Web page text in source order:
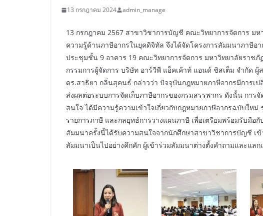
13 กรกฎาคม 2024 admin_manage
13 กรกฎาคม 2567 สาขาวิชาการบัญชี คณะวิทยาการจัดการ ม
ความรู้ด้านภาษีอากรในยุคดิจิทัล จึงได้จัดโครงการสัมมนาภาษี
ประชุมชั้น 9 อาคาร 19 คณะวิทยาการจัดการ มหาวิทยาลัยราชภั
กรรมการผู้จัดการ บริษัท อาร์วีพี แอ็คเค้าท์ แอนด์ ชิสเต็ม จำกัด
ดร.สาธิยา กลิ่นสุคนธ์ กล่าวว่า ปัจจุบันกฎหมายภาษีอากรมีการ
ส่งผลต่อระบบการจัดเก็บภาษีอากรของกรมสรรพากร ดังนั้น กา
สนใจ ได้มีความรู้ความเข้าใจเกี่ยวกับกฎหมายภาษีอากรฉบับให
รายการภาษี และกลยุทธ์การวางแผนภาษี เพื่อเตรียมพร้อมรับมือ
สัมมนาครั้งนี้ได้รับความสนใจจากนักศึกษาสาขาวิชาการบัญชี เ
สัมมนาเป็นไปอย่างคึกคัก ผู้เข้าร่วมสัมมนาต่างตั้งคำถามและแล